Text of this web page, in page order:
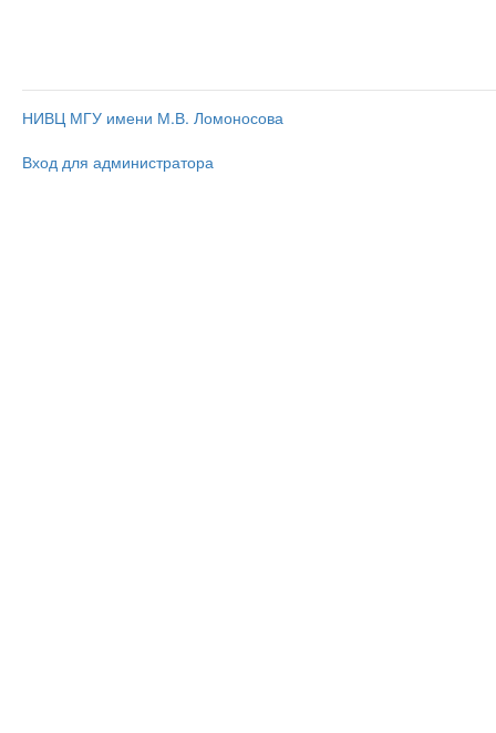
НИВЦ МГУ имени М.В. Ломоносова
Вход для администратора